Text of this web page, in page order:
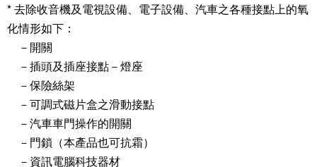
* 去除收音機及電視設備、電子設備、汽車之各種接點上的氧
化情形如下：
－開關
－插頭及插座接點－燈座
－保險絲架
－可調式磁片盒之滑動接點
－汽車車門操作的開關
－門鎖（本產品也可抗霜）
－資訊電腦科技器材